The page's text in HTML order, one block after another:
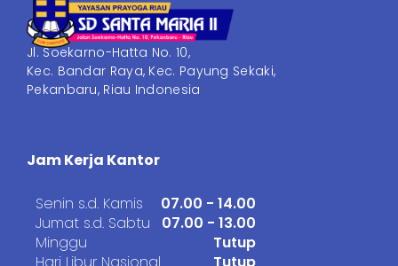
Jl. Soekarno-Hatta No. 10,
Kec. Bandar Raya, Kec. Payung Sekaki,
Pekanbaru, Riau Indonesia
Jam Kerja Kantor
Senin s.d. Kamis
Jumat s.d. Sabtu
Minggu
07.00 - 14.00
07.00 - 13.00
Tutup